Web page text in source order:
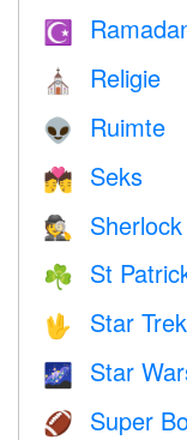
☪️
⛪️ Religie
👽 Ruimte
💏 Seks
🕵️ Sherlock
☘️ St
🖖 Star Trek
🌌 Star
🏈 Super